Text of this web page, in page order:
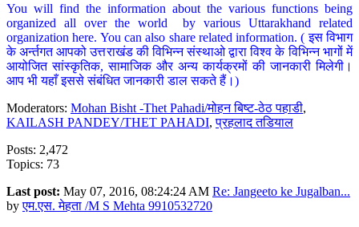
You will find the information about the various functions being
organized all over the world by various Uttarakhand related
organization here. You can also share related information. ( इस विभाग
के अर्न्तगत आपको उत्तराखंड की विभिन्न संस्थाओ द्वारा विश्व के विभिन्न भागों में
आयोजित सांस्कृतिक, सामाजिक और अन्य कार्यक्रमों की जानकारी मिलेगी।
आप भी यहाँ इससे संबंधित जानकारी डाल सकते हैं।)
Moderators: Mohan Bisht -Thet Pahadi/मोहन बिष्ट-ठेठ पहाडी,
KAILASH PANDEY/THET PAHADI,प्रहलाद तडियाल
Posts: 2,472
Topics: 73
Last post: May 07, 2016, 08:24:24 AM Re: Jangeeto ke Jugalban...
byएम.एस. मेहता /M S Mehta 9910532720